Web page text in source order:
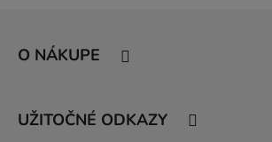
O NÁKUPE
UŽITOČNÉ ODKAZY